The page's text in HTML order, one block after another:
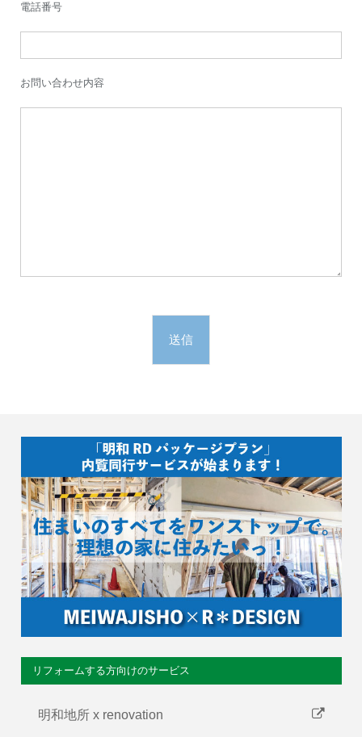
電話番号
お問い合わせ内容
リフォームする方向けのサービス
明和地所 x renovation